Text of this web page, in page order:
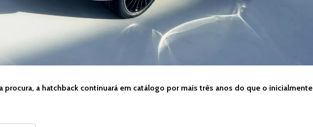
procura, a hatchback continuará em catálogo por mais três anos do que o inicialmente